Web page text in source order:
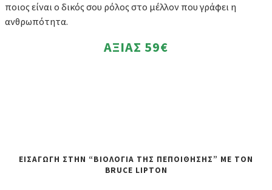
ποιος είναι ο δικός σου ρόλος στο μέλλον που γράφει η
ανθρωπότητα.
ΑΞΙΑΣ 59€
ΕΙΣΑΓΩΓΗ ΣΤΗΝ “ΒΙΟΛΟΓΙΑ ΤΗΣ ΠΕΠΟΙΘΗΣΗΣ” ΜΕ ΤΟΝ
BRUCE LIPTON